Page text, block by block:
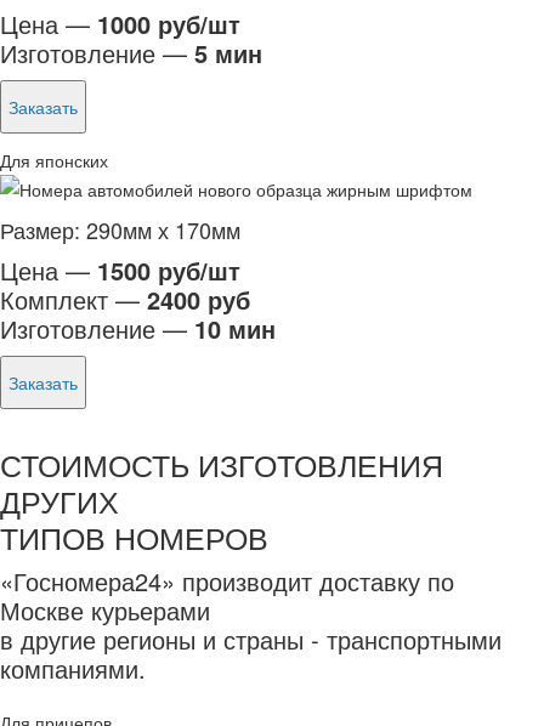
Цена — 1000 руб/шт
Изготовление — 5 мин
Заказать
Для японских
Размер: 290мм х 170мм
Цена — 1500 руб/шт
Комплект — 2400 руб
Изготовление — 10 мин
Заказать
СТОИМОСТЬ ИЗГОТОВЛЕНИЯ
ДРУГИХ
ТИПОВ НОМЕРОВ
«Госномера24» производит доставку по
Москве курьерами
в другие регионы и страны - транспортными
компаниями.